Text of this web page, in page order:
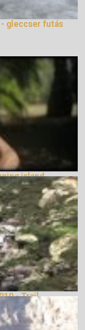
- gleccser futás
island
- Trail